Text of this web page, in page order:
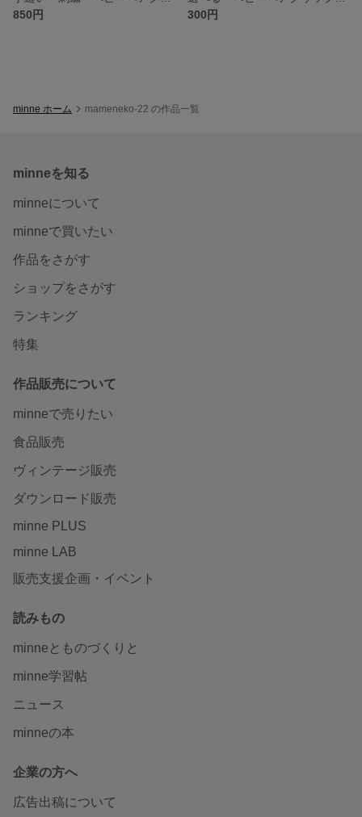
850円
300円
minne ホーム mameneko-22 の作品一覧
minneを知る
minneについて
minneで買いたい
作品をさがす
ショップをさがす
ランキング
特集
作品販売について
minneで売りたい
食品販売
ヴィンテージ販売
ダウンロード販売
minne PLUS
minne LAB
販売支援企画・イベント
読みもの
minneとものづくりと
minne学習帖
ニュース
minneの本
企業の方へ
広告出稿について